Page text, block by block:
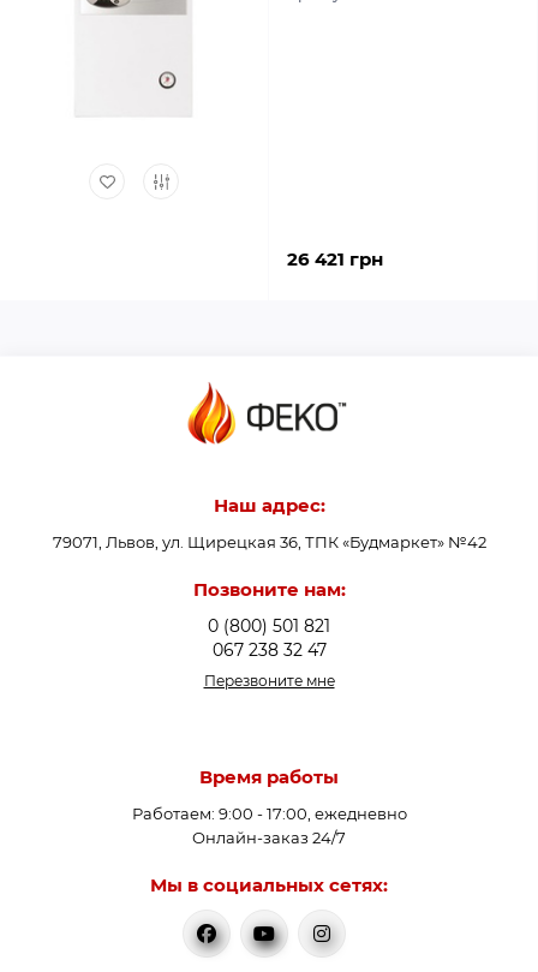
26 421 грн
Наш адрес:
79071, Львов, ул. Щирецкая 36, ТПК «Будмаркет» №42
Позвоните нам:
0 (800) 501 821
067 238 32 47
Перезвоните мне
Время работы
Работаем: 9:00 - 17:00, ежедневно
Онлайн-заказ 24/7
Мы в социальных сетях: